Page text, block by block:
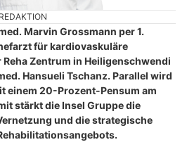
Marvin Grossmann per 1.
für kardiovaskuläre
Zentrum in Heiligenschwendi
Hansueli Tschanz. Parallel wird
einem 20-Prozent-Pensum am
stärkt die Insel Gruppe die
und die strategische